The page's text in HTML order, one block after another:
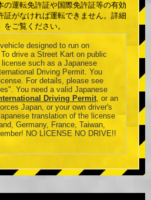
の運転免許証や国際免許証等の有効
証がなければ運転できません。詳細
をご覧ください。
designed to run on
drive a Street Kart on public
such as a Japanese
Driving Permit. You
For details, please see
You need a valid Japanese
Driving Permit, or an
Japan, or your own driver's
translation of the license
Germany, France, Taiwan,
NO LICENSE NO DRIVE!!